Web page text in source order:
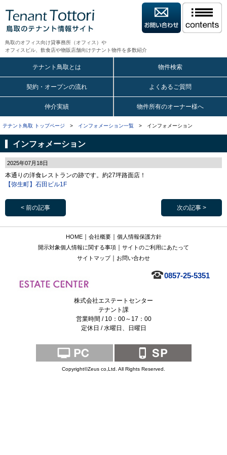
鳥取のオフィス向け貸事務所（オフィス）や
オフィスビル、飲食店や物販店舗向けテナント物件を多数紹介
テナント鳥取とは 物件検索
契約・オープンの流れ よくあるご質問
仲介実績 物件所有のオーナー様へ
テナント鳥取 トップページ > インフォメーション一覧 > インフォメーション
インフォメーション
2025年07月18日
本通りの洋食レストランの跡です。約27坪路面店！
【弥生町】石田ビル1F
< 前の記事 次の記事 >
HOME｜ 会社概要｜ 個人情報保護方針
開示対象個人情報に関する事項 ｜ サイトのご利用にあたって
サイトマップ｜ お問い合わせ
0857-25-5351
株式会社エステートセンター
テナント課
営業時間 / 10：00～17：00
定休日 / 水曜日、日曜日
Copyright©Zeus co,Ltd. All Rights Reserved.